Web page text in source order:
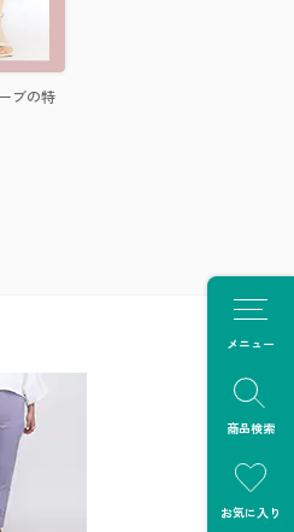
メニュー
商品検索
お気に入り
ブの特